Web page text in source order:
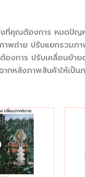
ที่คุณต้องการ หมดปัญ
พถ่าย ปรับแยกรวมภ
องการ ปรับเคลื่อนย้า
หลังภาพสินค้าให้เป็น